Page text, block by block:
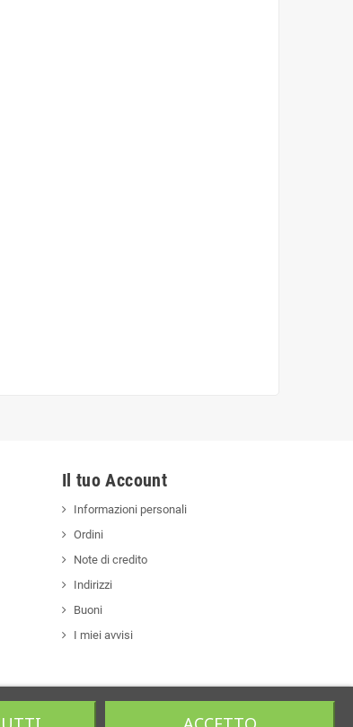
Il tuo Account
Informazioni personali
Ordini
Note di credito
Indirizzi
Buoni
I miei avvisi